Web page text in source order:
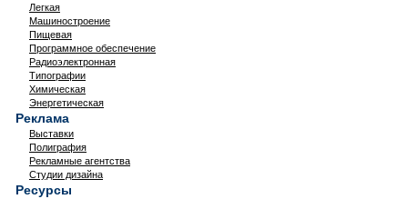
Легкая
Машиностроение
Пищевая
Программное обеспечение
Радиоэлектронная
Типографии
Химическая
Энергетическая
Реклама
Выставки
Полиграфия
Рекламные агентства
Студии дизайна
Ресурсы